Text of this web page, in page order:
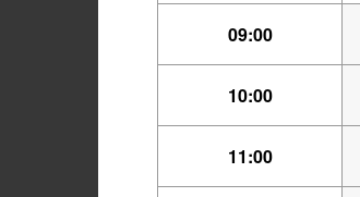
09:00
10:00
11:00